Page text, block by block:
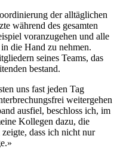
der alltäglichen
während des gesamten
voranzugehen und alle
die Hand zu nehmen.
seines Teams, das
bestand.
uns fast jeden Tag
weitergehen
ausfiel, beschloss ich, im
Kollegen dazu, die
dass ich nicht nur